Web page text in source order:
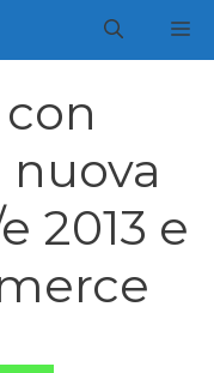
nuova
2013 e